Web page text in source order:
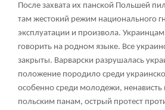
После захвата их панской Польшей
там жестокий режим национального
эксплуатации и произвола.
говорить на родном языке. Все
закрыты. Варварски разрушалась
положение породило среди
особенно среди молодежи, ненависть
польским панам, острый протест